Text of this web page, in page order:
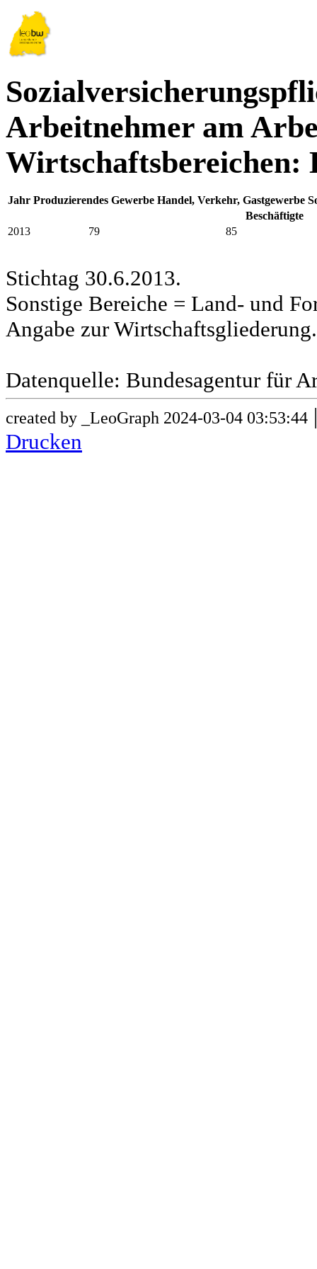
Arbeitnehmer am
Wirtschaftsbereichen:
Jahr Produzierendes Gewerbe Handel, Verkehr, Gastgewerbe
Beschäftigte
2013
79 85
Stichtag 30.6.2013.
Sonstige Bereiche = Land- und
Angabe zur Wirtschaftsgliederung.
Datenquelle: Bundesagentur für
created by _LeoGraph 2024-03-04 03:53:44
Drucken